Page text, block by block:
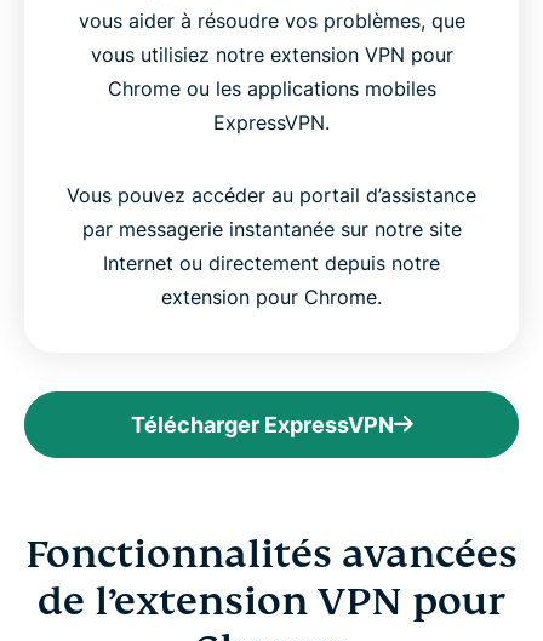
vous aider à résoudre vos problèmes, que
vous utilisiez notre extension VPN pour
Chrome ou les applications mobiles
ExpressVPN.
Vous pouvez accéder au portail d’assistance
par messagerie instantanée sur notre site
Internet ou directement depuis notre
extension pour Chrome.
Télécharger ExpressVPN
Fonctionnalités avancées
de l’extension VPN pour